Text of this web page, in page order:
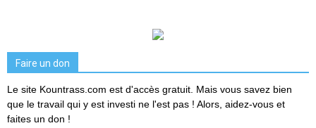
Faire un don
Le site Kountrass.com est d'accès gratuit. Mais vous savez bien
que le travail qui y est investi ne l'est pas ! Alors, aidez-vous et
faites un don !